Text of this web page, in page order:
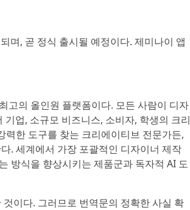
며, 곧 정식 출시될 예정이다. 제미나이 앱
고의 올인원 플랫폼이다. 모든 사람이 디자
업, 소규모 비즈니스, 소비자, 학생의 크리
한 도구를 찾는 크리에이티브 전문가든,
. 세계에서 가장 포괄적인 디자이너 제작
방식을 향상시키는 제품군과 독자적 AI 도
이다. 그러므로 번역문의 정확한 사실 확